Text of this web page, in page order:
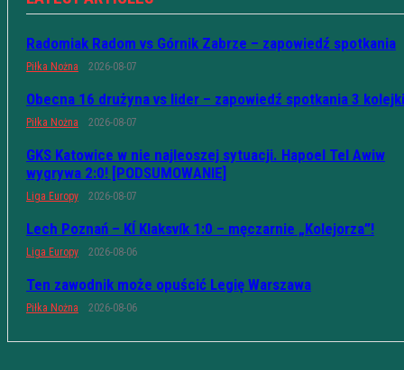
Radomiak Radom vs Górnik Zabrze – zapowiedź spotkania
Piłka Nożna 2026-08-07
Obecna 16 drużyna vs lider – zapowiedź spotkania 3 kolejki
Piłka Nożna 2026-08-07
GKS Katowice w nie najleoszej sytuacji. Hapoel Tel Awiw
wygrywa 2:0! [PODSUMOWANIE]
Liga Europy 2026-08-07
Lech Poznań – KÍ Klaksvík 1:0 – męczarnie „Kolejorza”!
Liga Europy 2026-08-06
Ten zawodnik może opuścić Legię Warszawa
Piłka Nożna 2026-08-06